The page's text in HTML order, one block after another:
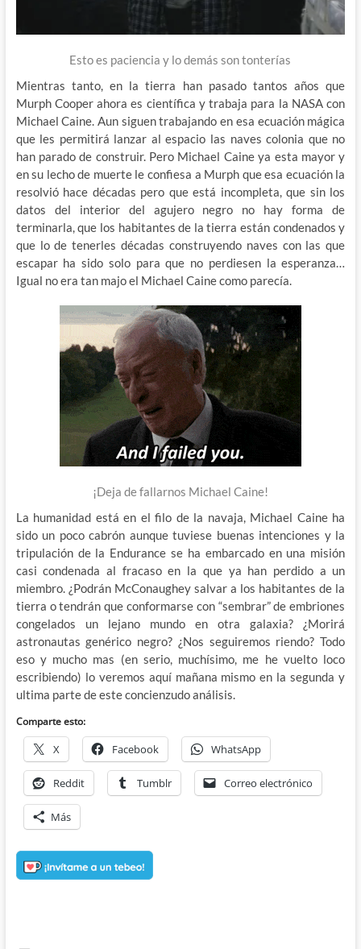
Esto es paciencia y lo demás son tonterías
Mientras tanto, en la tierra han pasado tantos años que
Murph Cooper ahora es científica y trabaja para la NASA con
Michael Caine. Aun siguen trabajando en esa ecuación mágica
que les permitirá lanzar al espacio las naves colonia que no
han parado de construir. Pero Michael Caine ya esta mayor y
en su lecho de muerte le confiesa a Murph que esa ecuación la
resolvió hace décadas pero que está incompleta, que sin los
datos del interior del agujero negro no hay forma de
terminarla, que los habitantes de la tierra están condenados y
que lo de tenerles décadas construyendo naves con las que
escapar ha sido solo para que no perdiesen la esperanza…
Igual no era tan majo el Michael Caine como parecía.
¡Deja de fallarnos Michael Caine!
La humanidad está en el filo de la navaja, Michael Caine ha
sido un poco cabrón aunque tuviese buenas intenciones y la
tripulación de la Endurance se ha embarcado en una misión
casi condenada al fracaso en la que ya han perdido a un
miembro. ¿Podrán McConaughey salvar a los habitantes de la
tierra o tendrán que conformarse con “sembrar” de embriones
congelados un lejano mundo en otra galaxia? ¿Morirá
astronautas genérico negro? ¿Nos seguiremos riendo? Todo
eso y mucho mas (en serio, muchísimo, me he vuelto loco
escribiendo) lo veremos aquí mañana mismo en la segunda y
ultima parte de este concienzudo análisis.
Comparte esto:
X Facebook WhatsApp
Reddit Tumblr Correo electrónico
Más